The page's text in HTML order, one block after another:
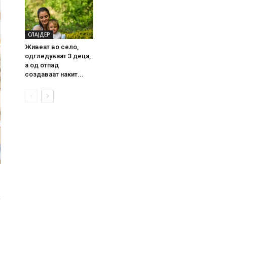
СЛАЈДЕР
Живеат во село,
одгледуваат 3 деца,
а од отпад
создаваат накит...